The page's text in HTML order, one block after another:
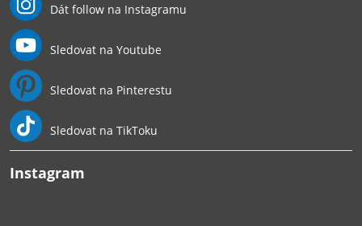
Dát follow na Instagramu
Sledovat na Youtube
Sledovat na Pinterestu
Sledovat na TikToku
Instagram